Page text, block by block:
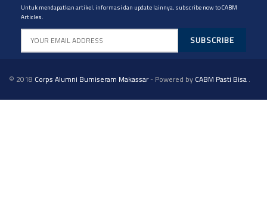
Untuk mendapatkan artikel, informasi dan update lainnya, subscribe now to CABM
Articles.
© 2018 Corps Alumni Bumiseram Makassar- Powered byCABM Pasti Bisa.